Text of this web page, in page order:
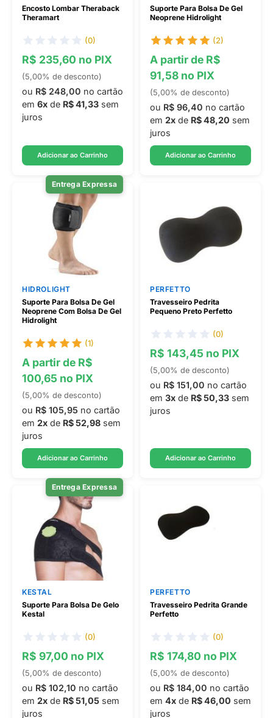
Encosto Lombar Theraback
Theramart
(0)
R$ 235,60 no PIX
(5,00% de desconto)
ou R$ 248,00 no cartão
em 6x de R$ 41,33 sem
juros
Adicionar ao Carrinho
Suporte Para Bolsa De Gel
Neoprene Hidrolight
(2)
A partir de R$
91,58 no PIX
(5,00% de desconto)
ou R$ 96,40 no cartão
em 2x de R$ 48,20 sem
juros
Adicionar ao Carrinho
Entrega Expressa
HIDROLIGHT
Suporte Para Bolsa De Gel
Neoprene Com Bolsa De Gel
Hidrolight
(1)
A partir de R$
100,65 no PIX
(5,00% de desconto)
ou R$ 105,95 no cartão
em 2x de R$ 52,98 sem
juros
Adicionar ao Carrinho
PERFETTO
Travesseiro Pedrita
Pequeno Preto Perfetto
(0)
R$ 143,45 no PIX
(5,00% de desconto)
ou R$ 151,00 no cartão
em 3x de R$ 50,33 sem
juros
Adicionar ao Carrinho
Entrega Expressa
KESTAL
Suporte Para Bolsa De Gelo
Kestal
(0)
R$ 97,00 no PIX
(5,00% de desconto)
ou R$ 102,10 no cartão
em 2x de R$ 51,05 sem
juros
PERFETTO
Travesseiro Pedrita Grande
Perfetto
(0)
R$ 174,80 no PIX
(5,00% de desconto)
ou R$ 184,00 no cartão
em 4x de R$ 46,00 sem
juros